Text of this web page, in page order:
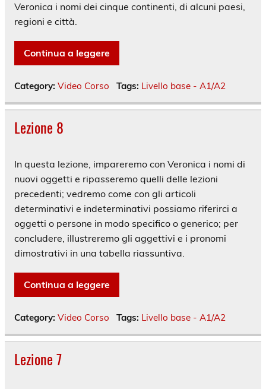
Veronica i nomi dei cinque continenti, di alcuni paesi,
regioni e città.
Continua a leggere
Category: Video Corso Tags: Livello base - A1/A2
Lezione 8
In questa lezione, impareremo con Veronica i nomi di
nuovi oggetti e ripasseremo quelli delle lezioni
precedenti; vedremo come con gli articoli
determinativi e indeterminativi possiamo riferirci a
oggetti o persone in modo specifico o generico; per
concludere, illustreremo gli aggettivi e i pronomi
dimostrativi in una tabella riassuntiva.
Continua a leggere
Category: Video Corso Tags: Livello base - A1/A2
Lezione 7